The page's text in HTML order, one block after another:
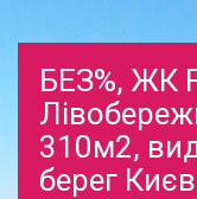
БЕЗ%, ЖК
310м2,
берег